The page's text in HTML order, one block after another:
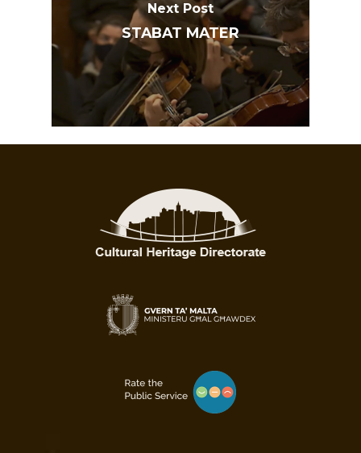
Next Post
STABAT MATER